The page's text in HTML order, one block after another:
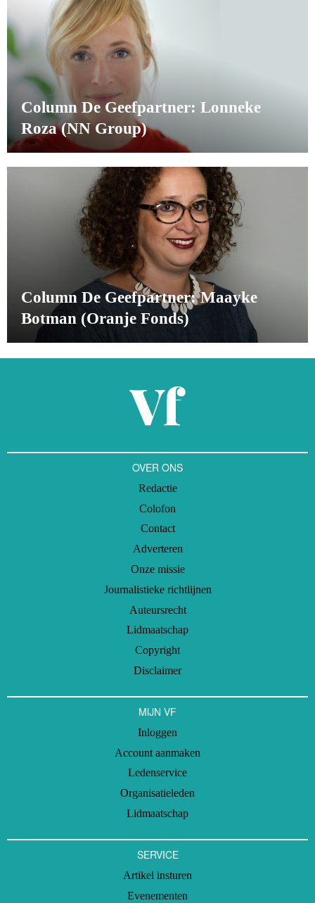
Column De Geefpartner: Lonneke
Roza (NN Group)
Column De Geefpartner: Maayke
Botman (Oranje Fonds)
OVER ONS
Redactie
Colofon
Contact
Adverteren
Onze missie
Journalistieke richtlijnen
Auteursrecht
Lidmaatschap
Copyright
Disclaimer
MIJN VF
Inloggen
Account aanmaken
Ledenservice
Organisatieleden
Lidmaatschap
SERVICE
Artikel insturen
Evenementen